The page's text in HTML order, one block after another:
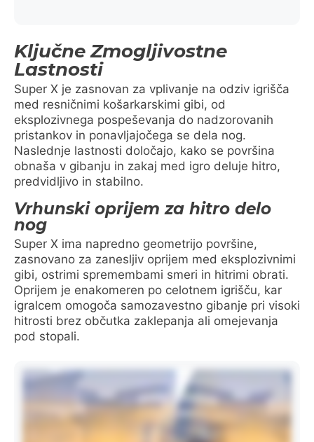
Ključne Zmogljivostne
Lastnosti
Super X je zasnovan za vplivanje na odziv igrišča
med resničnimi košarkarskimi gibi, od
eksplozivnega pospeševanja do nadzorovanih
pristankov in ponavljajočega se dela nog.
Naslednje lastnosti določajo, kako se površina
obnaša v gibanju in zakaj med igro deluje hitro,
predvidljivo in stabilno.
Vrhunski oprijem za hitro delo
nog
Super X ima napredno geometrijo površine,
zasnovano za zanesljiv oprijem med eksplozivnimi
gibi, ostrimi spremembami smeri in hitrimi obrati.
Oprijem je enakomeren po celotnem igrišču, kar
igralcem omogoča samozavestno gibanje pri visoki
hitrosti brez občutka zaklepanja ali omejevanja
pod stopali.